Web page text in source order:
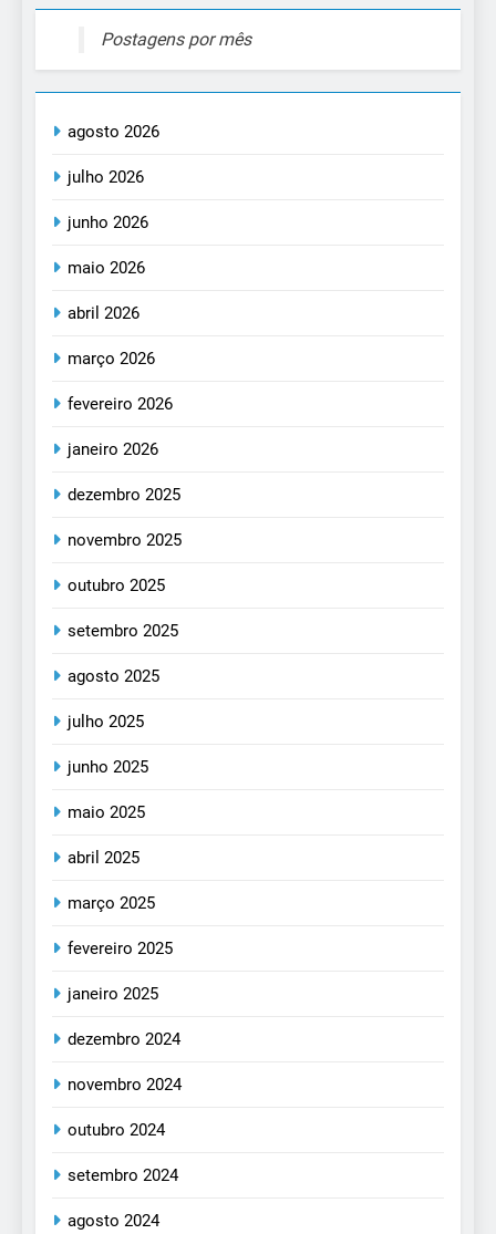
Postagens por mês
agosto 2026
julho 2026
junho 2026
maio 2026
abril 2026
março 2026
fevereiro 2026
janeiro 2026
dezembro 2025
novembro 2025
outubro 2025
setembro 2025
agosto 2025
julho 2025
junho 2025
maio 2025
abril 2025
março 2025
fevereiro 2025
janeiro 2025
dezembro 2024
novembro 2024
outubro 2024
setembro 2024
agosto 2024